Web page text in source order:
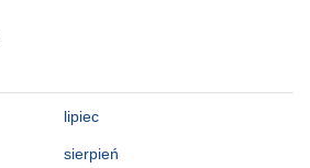
lipiec
sierpień